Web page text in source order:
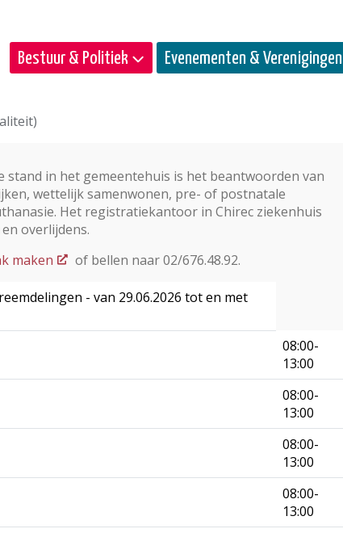
Bestuur & Politiek Evenementen & Verenigingen
stand in het gemeentehuis is het beantwoorden van
wettelijk samenwonen, pre- of postnatale
Het registratiekantoor in Chirec ziekenhuis
overlijdens.
maken of bellen naar 02/676.48.92.
- van 29.06.2026 tot en met
08:00-
13:00
08:00-
13:00
08:00-
13:00
08:00-
13:00